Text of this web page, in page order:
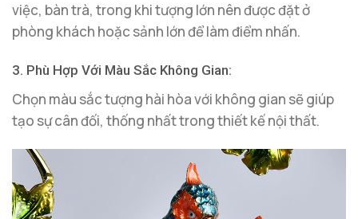
việc, bàn trà, trong khi tượng lớn nên được đặt ở
phòng khách hoặc sảnh lớn để làm điểm nhấn.
3. Phù Hợp Với Màu Sắc Không Gian:
Chọn màu sắc tượng hài hòa với không gian sẽ giúp
tạo sự cân đối, thống nhất trong thiết kế nội thất.